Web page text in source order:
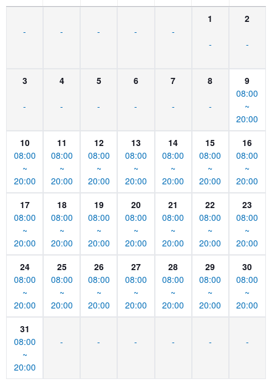
- - - - -
1
-
2
-
3
-
4
-
5
-
6
-
7
-
8
-
9
08:00
~
20:00
10
08:00
~
20:00
11
08:00
~
20:00
12
08:00
~
20:00
13
08:00
~
20:00
14
08:00
~
20:00
15
08:00
~
20:00
16
08:00
~
20:00
17
08:00
~
20:00
18
08:00
~
20:00
19
08:00
~
20:00
20
08:00
~
20:00
21
08:00
~
20:00
22
08:00
~
20:00
23
08:00
~
20:00
24
08:00
~
20:00
25
08:00
~
20:00
26
08:00
~
20:00
27
08:00
~
20:00
28
08:00
~
20:00
29
08:00
~
20:00
30
08:00
~
20:00
31
08:00
~
20:00
- - - - - -